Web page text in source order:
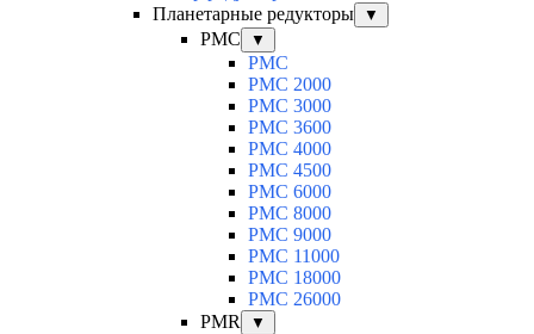
Планетарные редукторы
▼
PMC ▼
PMC
PMC 2000
PMC 3000
PMC 3600
PMC 4000
PMC 4500
PMC 6000
PMC 8000
PMC 9000
PMC 11000
PMC 18000
PMC 26000
PMR
▼